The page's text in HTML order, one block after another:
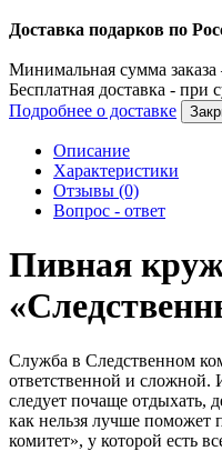
Доставка подарков по
Минимальная сумма заказа
Бесплатная доставка - при
Подробнее о доставке
Описание
Характеристики
Отзывы (0)
Вопрос - ответ
Пивная
Служба в Следственном
ответственной и сложной.
следует почаще отдыхать,
как нельзя лучше поможет
комитет», у которой есть